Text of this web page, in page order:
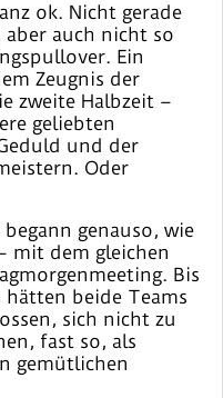
ok. Nicht gerade
aber auch nicht so
Ein
Zeugnis der
zweite Halbzeit –
geliebten
und der
Oder
genauso, wie
mit dem gleichen
Bis
hätten beide Teams
sich nicht zu
fast so, als
gemütlichen